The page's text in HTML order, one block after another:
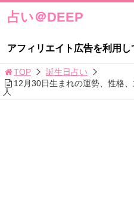
占い＠DEEP
アフィリエイト広告を利用し
TOP
誕生日占い
12月30日生まれの運勢、性格
人